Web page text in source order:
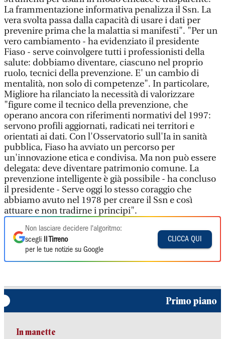
La frammentazione informativa penalizza il Ssn. La
vera svolta passa dalla capacità di usare i dati per
prevenire prima che la malattia si manifesti". "Per un
vero cambiamento - ha evidenziato il presidente
Fiaso - serve coinvolgere tutti i professionisti della
salute: dobbiamo diventare, ciascuno nel proprio
ruolo, tecnici della prevenzione. E' un cambio di
mentalità, non solo di competenze". In particolare,
Migliore ha rilanciato la necessità di valorizzare
"figure come il tecnico della prevenzione, che
operano ancora con riferimenti normativi del 1997:
servono profili aggiornati, radicati nei territori e
orientati ai dati. Con l'Osservatorio sull'Ia in sanità
pubblica, Fiaso ha avviato un percorso per
un'innovazione etica e condivisa. Ma non può essere
delegata: deve diventare patrimonio comune. La
prevenzione intelligente è già possibile - ha concluso
il presidente - Serve oggi lo stesso coraggio che
abbiamo avuto nel 1978 per creare il Ssn e così
attuare e non tradirne i principi".
Non lasciare decidere l'algoritmo:
scegli
Il Tirreno
per le tue notizie su Google
CLICCA QUI
Primo piano
In manette